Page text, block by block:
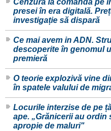
Cenzură la comandă pe
presei în era digitală.
investigație să dispară
Ce mai avem in ADN.
descoperite în genomul
premieră
O teorie explozivă vine
în spatele valului de
Locurile interzise de pe
ape. „Grănicerii au
apropie de maluri"